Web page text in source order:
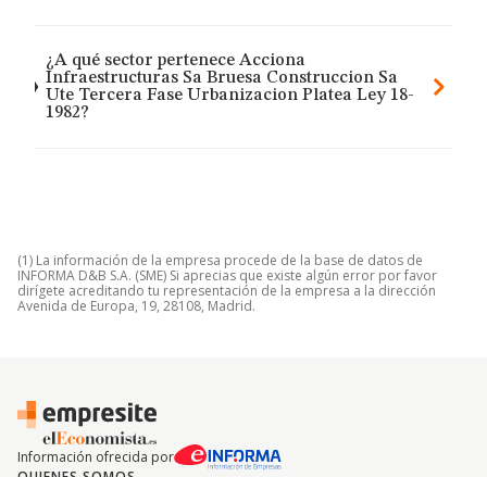
¿A qué sector pertenece Acciona
Infraestructuras Sa Bruesa Construccion Sa
Ute Tercera Fase Urbanizacion Platea Ley 18-
1982?
(1) La información de la empresa procede de la base de datos de
INFORMA D&B S.A. (SME) Si aprecias que existe algún error por favor
dirígete acreditando tu representación de la empresa a la dirección
Avenida de Europa, 19, 28108, Madrid.
Información ofrecida por